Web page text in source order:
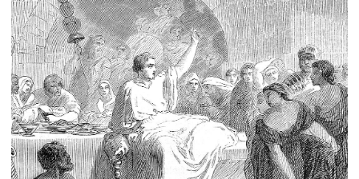
Sustainability
NEWS
DISCOVER
History of Caviar
Tasting Guide
Grading Caviar